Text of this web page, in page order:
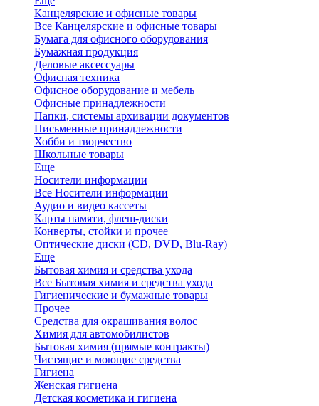
Канцелярские и офисные товары
Все Канцелярские и офисные товары
Бумага для офисного оборудования
Бумажная продукция
Деловые аксессуары
Офисная техника
Офисное оборудование и мебель
Офисные принадлежности
Папки, системы архивации документов
Письменные принадлежности
Хобби и творчество
Школьные товары
Еще
Носители информации
Все Носители информации
Аудио и видео кассеты
Карты памяти, флеш-диски
Конверты, стойки и прочее
Оптические диски (CD, DVD, Blu-Ray)
Еще
Бытовая химия и средства ухода
Все Бытовая химия и средства ухода
Гигиенические и бумажные товары
Прочее
Средства для окрашивания волос
Химия для автомобилистов
Бытовая химия (прямые контракты)
Чистящие и моющие средства
Гигиена
Женская гигиена
Детская косметика и гигиена